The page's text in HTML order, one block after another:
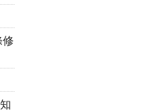
修